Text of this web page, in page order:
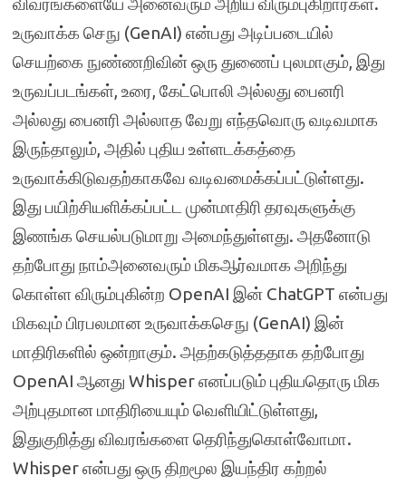
உருவாக்க செநு (GenAI) என்பது அடிப்படையில்
செயற்கை நுண்ணறிவின் ஒரு துணைப் புலமாகும், இது
உருவப்படங்கள், உரை, கேட்பொலி அல்லது பைனரி
அல்லது பைனரி அல்லாத வேறு எந்தவொரு வடிவமாக
இருந்தாலும், அதில் புதிய உள்ளடக்கத்தை
உருவாக்கிடுவதற்காகவே வடிவமைக்கப்பட்டுள்ளது.
இது பயிற்சியளிக்கப்பட்ட முன்மாதிரி தரவுகளுக்கு
இணங்க செயல்படுமாறு அமைந்துள்ளது. அதனோடு
தற்போது நாம்அனைவரும் மிகஆர்வமாக அறிந்து
கொள்ள விரும்புகின்ற OpenAI இன் ChatGPT என்பது
மிகவும் பிரபலமான உருவாக்கசெநு (GenAI) இன்
மாதிரிகளில் ஒன்றாகும். அதற்கடுத்ததாக தற்போது
OpenAI ஆனது Whisper எனப்படும் புதியதொரு மிக
அற்புதமான மாதிரியையும் வெளியிட்டுள்ளது,
இதுகுறித்து விவரங்களை தெரிந்துகொள்வோமா.
Whisper என்பது ஒரு திறமூல இயந்திர கற்றல்